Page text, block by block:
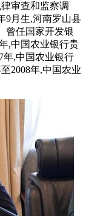
审查和监察调
9月生,河南罗山县
曾任国家开发银
,中国农业银行贵
年,中国农业银行
2008年,中国农业